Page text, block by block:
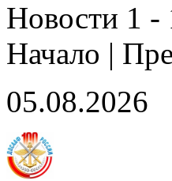
Новости 1 -
Начало |
05.08.2026